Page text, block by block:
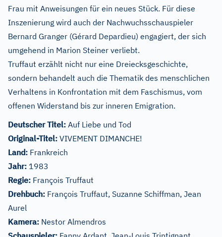
Frau mit Anweisungen für ein neues Stück. Für diese
Inszenierung wird auch der Nachwuchsschauspieler
Bernard Granger (Gérard Depardieu) engagiert, der sich
umgehend in Marion Steiner verliebt.
Truffaut erzählt nicht nur eine Dreiecksgeschichte,
sondern behandelt auch die Thematik des menschlichen
Verhaltens in Konfrontation mit dem Faschismus, vom
offenen Widerstand bis zur inneren Emigration.
Deutscher Titel: Auf Liebe und Tod
Original-Titel: VIVEMENT DIMANCHE!
Land: Frankreich
Jahr: 1983
Regie: François Truffaut
Drehbuch: François Truffaut, Suzanne Schiffman, Jean
Aurel
Kamera: Nestor Almendros